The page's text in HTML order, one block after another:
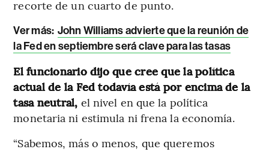
recorte de un cuarto de punto.
Ver más: John Williams advierte que la reunión de
la Fed en septiembre será clave para las tasas
El funcionario dijo que cree que la política
actual de la Fed todavía está por encima de la
tasa neutral, el nivel en que la política
monetaria ni estimula ni frena la economía.
“Sabemos, más o menos, que queremos